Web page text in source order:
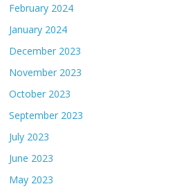
February 2024
January 2024
December 2023
November 2023
October 2023
September 2023
July 2023
June 2023
May 2023